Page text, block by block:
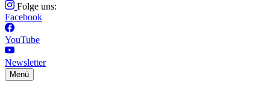
Folge uns:
Facebook
YouTube
Newsletter
Menü